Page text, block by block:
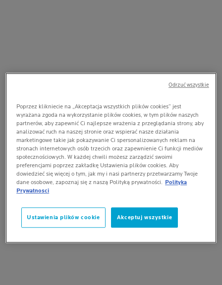
Poprzez klikniecie na „Akceptacja wszystkich plików cookies” jest
wyrażana zgoda na wykorzystanie plików cookies, w tym plików naszych
partnerów, aby zapewnić Ci najlepsze wrażenia z przeglądania strony, aby
analizować ruch na naszej stronie oraz wspierać nasze działania
marketingowe takie jak pokazywanie Ci spersonalizowanych reklam na
stronach internetowych osób trzecich oraz zapewnienie Ci funkcji mediów
społecznościowych. W każdej chwili możesz zarządzić swoimi
preferencjami poprzez zakładkę Ustawienia plików cookies. Aby
dowiedzieć się więcej o tym, jak my i nasi partnerzy przetwarzamy Twoje
dane osobowe, zapoznaj się z naszą Polityką prywatności. Polityka
Prywatnosci
Ustawienia plików cookie Akceptuj wszystkie
Odrzuć wszystkie